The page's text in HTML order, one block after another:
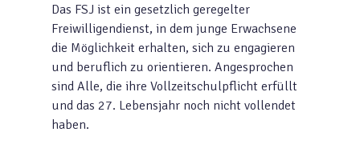
Das FSJ ist ein gesetzlich geregelter
Freiwilligendienst, in dem junge Erwachsene
die Möglichkeit erhalten, sich zu engagieren
und beruflich zu orientieren. Angesprochen
sind Alle, die ihre Vollzeitschulpflicht erfüllt
und das 27. Lebensjahr noch nicht vollendet
haben.